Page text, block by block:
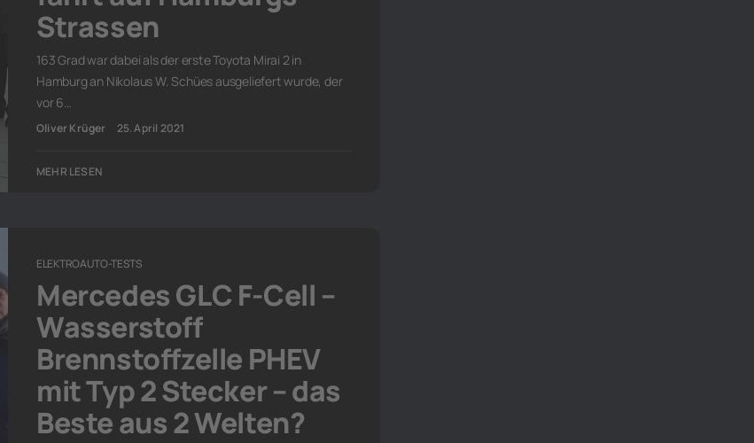
Strassen
163 Grad war dabei als der erste Toyota Mirai 2 in
Hamburg an Nikolaus W. Schües ausgeliefert wurde, der
vor 6…
Oliver Krüger 25. April 2021
MEHR LESEN
ELEKTROAUTO-TESTS
Mercedes GLC F-Cell –
Wasserstoff
Brennstoffzelle PHEV
mit Typ 2 Stecker – das
Beste aus 2 Welten?